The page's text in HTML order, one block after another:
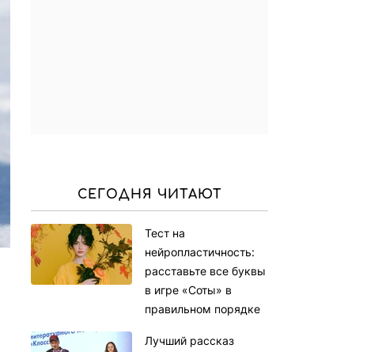
СЕГОДНЯ ЧИТАЮТ
Тест на
нейропластичность:
расставьте все буквы
в игре «Соты» в
правильном порядке
Лучший рассказ